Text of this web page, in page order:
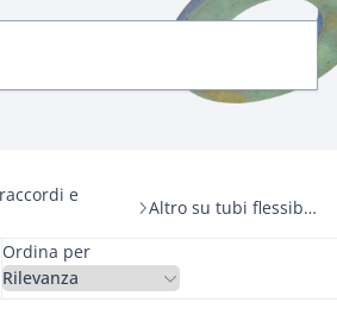
e
Altro su tubi flessibili, giunti e tubazioni
Ordina per